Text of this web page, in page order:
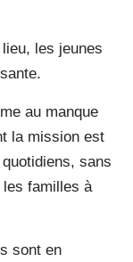
les jeunes
au manque
la mission est
sans
familles à
sont en